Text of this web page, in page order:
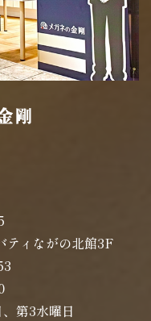
ティながの北館3F
第3水曜日